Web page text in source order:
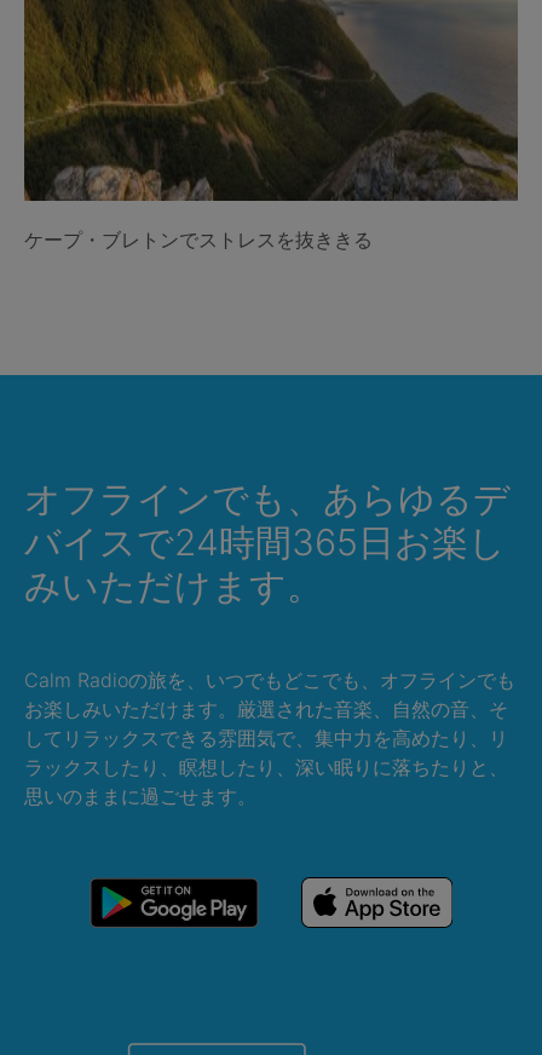
ケープ・ブレトンでストレスを抜ききる
オフラインでも、あらゆるデ
バイスで24時間365日お楽し
みいただけます。
Calm Radioの旅を、いつでもどこでも、オフラインでも
お楽しみいただけます。厳選された音楽、自然の音、そ
してリラックスできる雰囲気で、集中力を高めたり、リ
ラックスしたり、瞑想したり、深い眠りに落ちたりと、
思いのままに過ごせます。